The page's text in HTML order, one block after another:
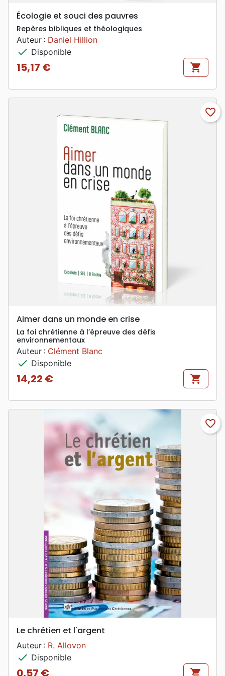
Écologie et souci des pauvres
Repères bibliques et théologiques
Auteur : Daniel Hillion
check Disponible
Prix
15,17 € shopping_cart
favorite_border
Aimer dans un monde en crise
La foi chrétienne à l’épreuve des défis
environnementaux
Auteur : Clément Blanc
check Disponible
Prix
14,22 € shopping_cart
favorite_border
Le chrétien et l'argent
Auteur : R. Allovon
check Disponible
0,57 € shopping_cart